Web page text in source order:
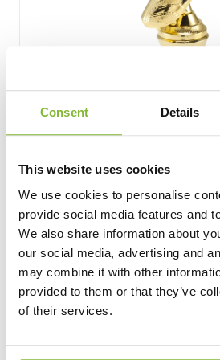
Consent Details
This website uses cookies
We use cookies to personalise
provide social media features and
We also share information about
our social media, advertising and
may combine it with other
provided to them or that they’ve
of their services.
Fußball Pokal Gold
4 Größen
Ab16,60
Ansehen und